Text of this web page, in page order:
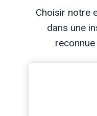
Choisir notre
dans une